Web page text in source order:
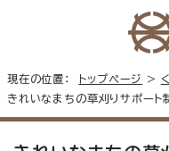
現在の位置： トップページ >
きれいなまちの草刈りサポート